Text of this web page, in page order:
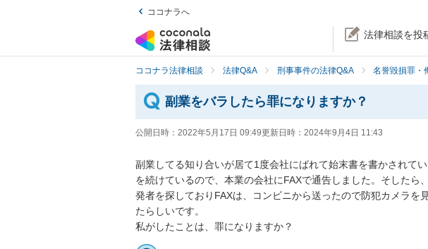
ココナラへ
法律相談を投
ココナラ法律相談 法律Q&A 刑事事件の法律Q&A 名誉毀損罪・
副業をバラしたら罪になりますか？
公開日時： 2022年5月17日 09:49更新日時： 2024年9月4日 11:43
副業してる知り合いが居て1度会社にばれて始末書を書かされて
を続けているので、本業の会社にFAXで通告しました。そしたら
発者を探しておりFAXは、コンビニから送ったので防犯カメラを
たらしいです。
私がしたことは、罪になりますか？